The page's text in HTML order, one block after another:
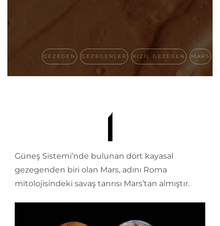
GEZEGEN GEZEGENLER KIZIL GEZEGEN MARS
Güneş Sistemi’nde bulunan dört kayasal
gezegenden biri olan Mars, adını Roma
mitolojisindeki savaş tanrısı Mars’tan almıştır.